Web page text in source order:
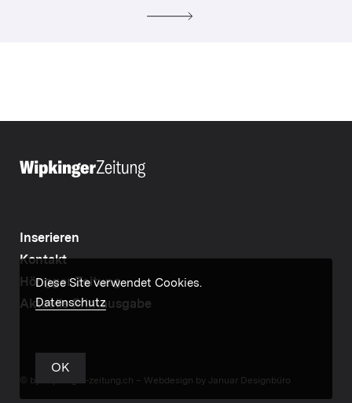
Inserieren
Kontakt
Höngger Zeitung
Aktuelle Printausgabe
© by wipkinger-zeitung.ch – Webdesign by Januar Designbüro
Diese Site verwendet Cookies.
Datenschutz
OK